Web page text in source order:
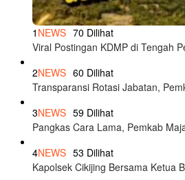
1 NEWS 70 Dilihat
Viral Postingan KDMP di Tengah
2NEWS 60 Dilihat
Transparansi Rotasi Jabatan,
3NEWS 59 Dilihat
Pangkas Cara Lama, Pemkab
4NEWS 53 Dilihat
Kapolsek Cikijing Bersama Ketua